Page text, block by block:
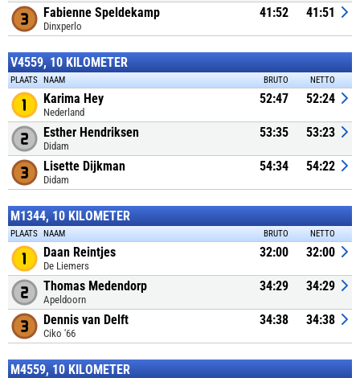
Fabienne Speldekamp
Dinxperlo
41:52 41:51
V4559, 10 KILOMETER
PLAATS NAAM BRUTO NETTO
Karima Hey
Nederland
52:47 52:24
Esther Hendriksen
Didam
53:35 53:23
Lisette Dijkman
Didam
54:34 54:22
M1344, 10 KILOMETER
PLAATS NAAM BRUTO NETTO
Daan Reintjes
De Liemers
32:00 32:00
Thomas Medendorp
Apeldoorn
34:29 34:29
Dennis van Delft
Ciko '66
34:38 34:38
M4559, 10 KILOMETER